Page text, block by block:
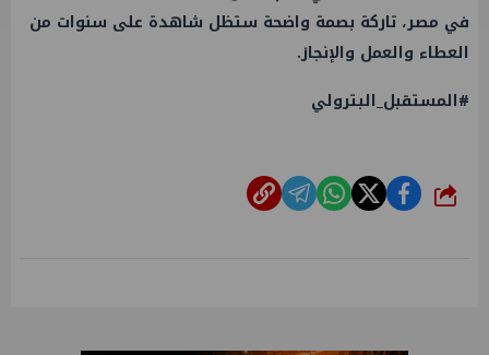
في مصر، تاركة بصمة واضحة ستظل شاهدة على سنوات من
العطاء والعمل والإنجاز.
#المستقبل_البترولي
شارك